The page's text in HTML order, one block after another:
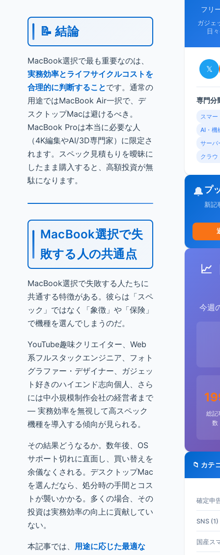
📝 結論
MacBook選択で最も重要なのは、
実務効率とライフサイクルコストを
合理的に判断することです。通常の
用途ではMacBook Air一択で、デ
スクトップMacは避けるべき。
MacBook Proは本当に必要な人
（4K編集やAI/3D専門家）に限定さ
れます。スペック見積もりを曖昧に
したまま購入すると、高額投資が無
駄になります。
MacBook選択で失
敗する人の共通点
MacBook選択で失敗する人たちに
共通する特徴がある。彼らは「スペ
ック」ではなく「象徴」や「保険」
で機種を選んでしまうのだ。
YouTube趣味クリエイター、Web
系フルスタックエンジニア、フォト
グラファー・デザイナー、ガジェッ
ト好きのハイエンド志向個人、さら
には中小規模制作会社の経営者まで
— 実務効率を無視して高スペック
機種を導入する傾向が見られる。
その結果どうなるか。数年後、OS
サポート切れに直面し、買い替えを
余儀なくされる。デスクトップMac
を選んだなら、処分時の手間とコス
トが襲いかかる。多くの場合、その
投資は実務効率の向上に貢献してい
ない。
本記事では、 用途に応じた最適な
フリ
ガジェ
日
𝕏
専門分
スマー
AI・機
サーバ
クラウ
🔔プ
新記
📈
今週
総記
数
📁 カテ
確定申
SNS (1)
国産ス